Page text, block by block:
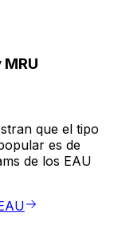
que el tipo
es de
de los EAU